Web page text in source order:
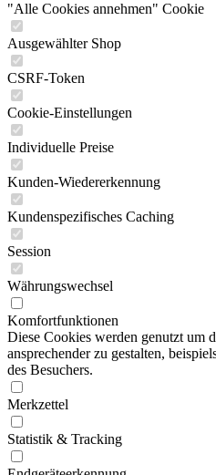
"Alle Cookies annehmen" Cookie
Ausgewählter Shop
CSRF-Token
Cookie-Einstellungen
Individuelle Preise
Kunden-Wiedererkennung
Kundenspezifisches Caching
Session
Währungswechsel
Komfortfunktionen
Diese Cookies werden genutzt um
ansprechender zu gestalten,
des Besuchers.
Merkzettel
Statistik & Tracking